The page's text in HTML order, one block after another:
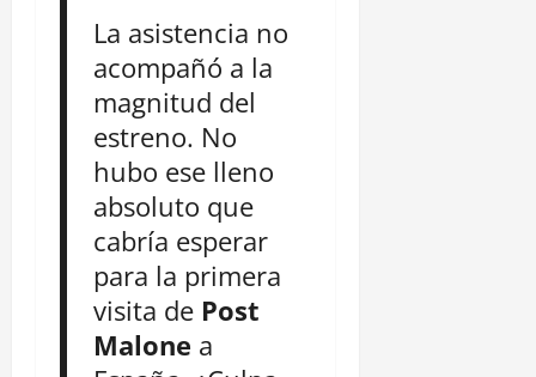
La asistencia no
acompañó a la
magnitud del
estreno. No
hubo ese lleno
absoluto que
cabría esperar
para la primera
visita de Post
Malone a